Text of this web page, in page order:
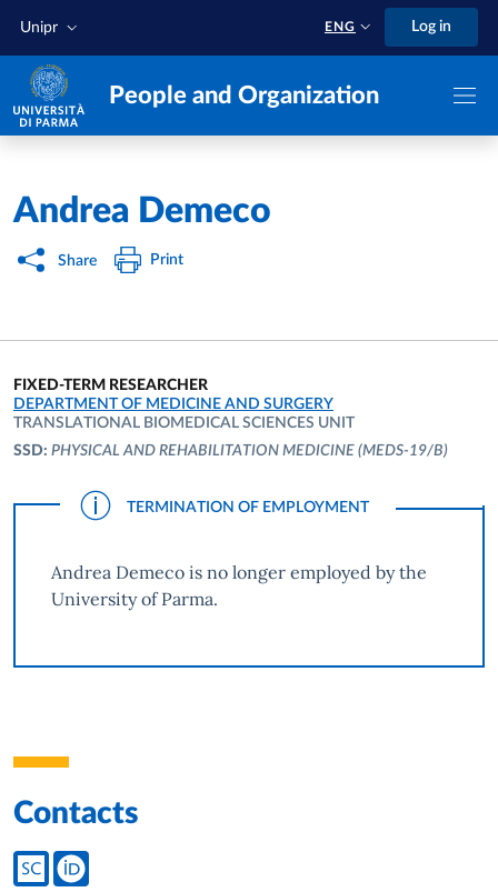
Unipr ENG Log in
People and Organization
Home /
Andrea Demeco
Share Print
FIXED-TERM RESEARCHER
ORGANIZATIONAL AFFILIATION:
DEPARTMENT OF MEDICINE AND SURGERY
TRANSLATIONAL BIOMEDICAL SCIENCES UNIT
SSD: PHYSICAL AND REHABILITATION MEDICINE (MEDS-19/B)
TERMINATION OF EMPLOYMENT
Andrea Demeco is no longer employed by the
University of Parma.
Contacts
Teacher's social media